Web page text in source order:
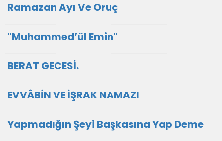
Ramazan Ayı Ve Oruç
"Muhammed’ül Emin"
BERAT GECESİ.
EVVÂBİN VE İŞRAK NAMAZI
Yapmadığın Şeyi Başkasına Yap Deme